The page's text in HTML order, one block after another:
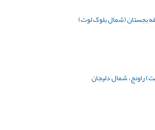
بجستان (شمال بلوک لوت)
راونج، شمال دلیجان